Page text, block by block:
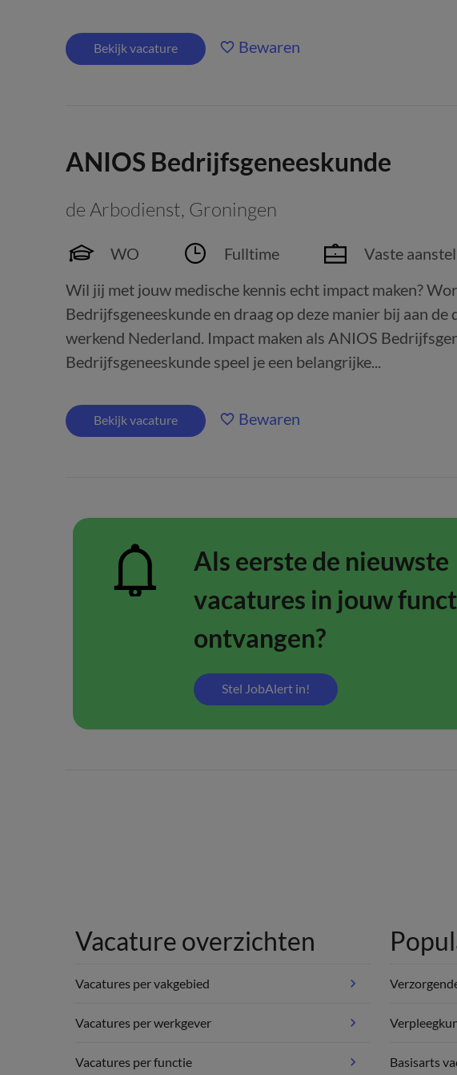
Bekijk vacature Bewaren
ANIOS Bedrijfsgeneeskunde
de Arbodienst, Groningen
WO Fulltime
Vaste
Wil jij met jouw medische kennis echt impact maken?
Bedrijfsgeneeskunde en draag op deze manier bij aan
werkend Nederland. Impact maken als ANIOS
Bedrijfsgeneeskunde speel je een belangrijke...
Bekijk vacature Bewaren
Als eerste de nieuwste
vacatures in jouw
ontvangen?
Stel JobAlert in!
Vacature overzichten
Vacatures per vakgebied
Vacatures per werkgever
Vacatures per functie Basisarts